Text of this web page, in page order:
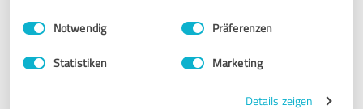
Impressum Datenschutzbestimmungen
Einwilligungsauswahl
Notwendig Präferenzen
Statistiken Marketing
Details zeigen
Bodystreet Homburg